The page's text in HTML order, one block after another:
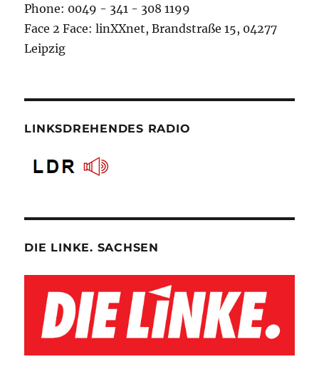
Phone: 0049 - 341 - 308 1199
Face 2 Face: linXXnet, Brandstraße 15, 04277
Leipzig
LINKSDREHENDES RADIO
DIE LINKE. SACHSEN